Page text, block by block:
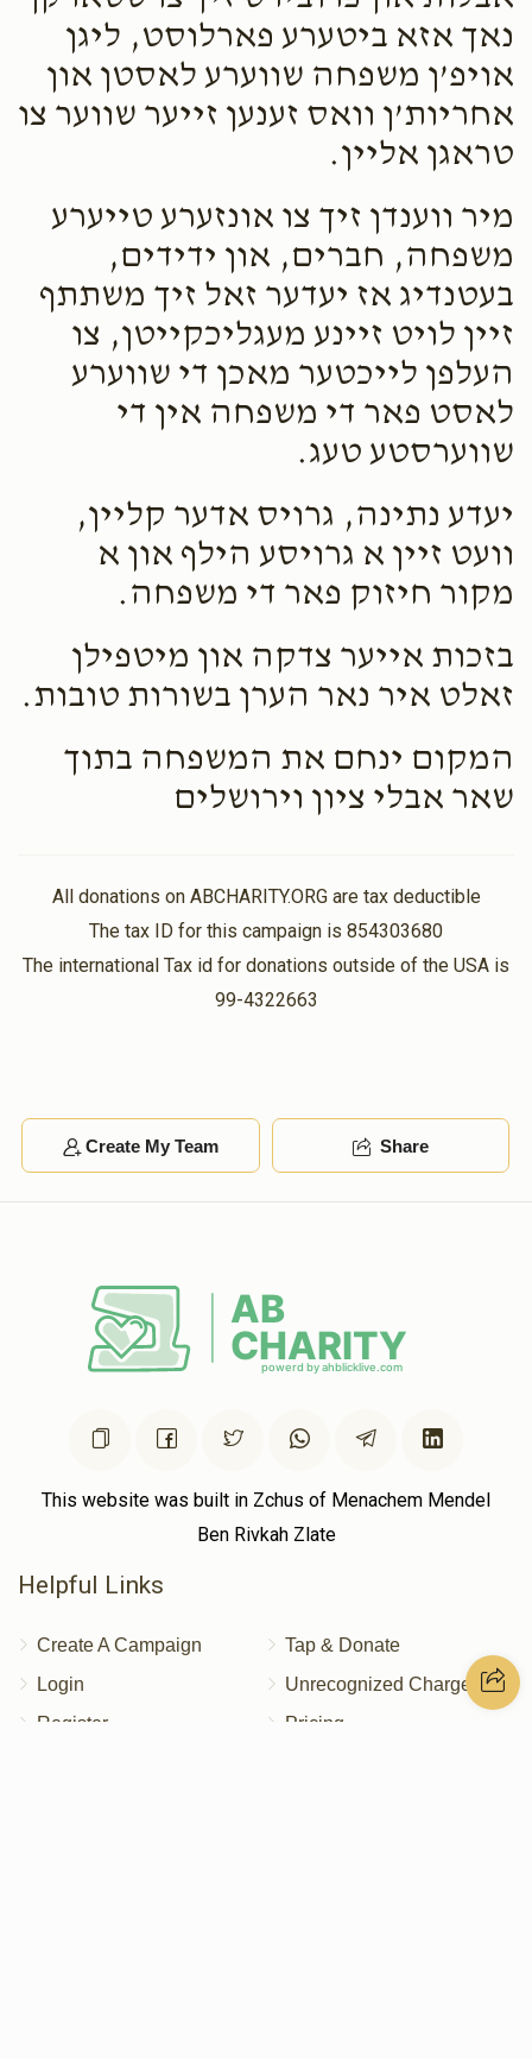
נאך אזא ביטערע פארלוסט, ליגן
אויפ’ן משפחה שווערע לאסטן און
אחריות’ן וואס זענען זייער שווער צו
טראגן אליין.
מיר ווענדן זיך צו אונזערע טייערע
משפחה, חברים, און ידידים,
בעטנדיג אז יעדער זאל זיך משתתף
זיין לויט זיינע מעגליכקייטן, צו
העלפן לייכטער מאכן די שווערע
לאסט פאר די משפחה אין די
שווערסטע טעג.
יעדע נתינה, גרויס אדער קליין,
וועט זיין א גרויסע הילף און א
מקור חיזוק פאר די משפחה.
בזכות אייער צדקה און מיטפילן
זאלט איר נאר הערן בשורות טובות.
המקום ינחם את המשפחה בתוך
שאר אבלי ציון וירושלים
All donations on ABCHARITY.ORG are tax deductible
The tax ID for this campaign is 854303680
The international Tax id for donations outside of the USA is
99-4322663
Create My Team Share
This website was built in Zchus of Menachem Mendel
Ben Rivkah Zlate
Helpful Links
Create A Campaign
Login
Register
Tap & Donate
Unrecognized Charge
Pricing